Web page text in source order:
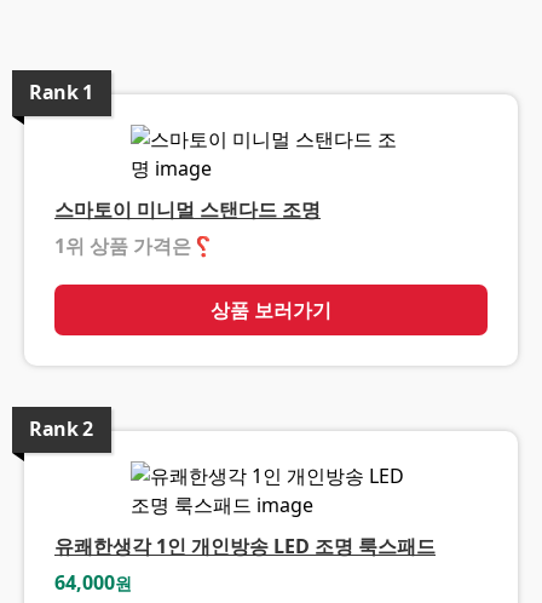
Rank1
스마토이 미니멀 스탠다드 조명
1위 상품 가격은 ❓
상품 보러가기
Rank2
유쾌한생각 1인 개인방송 LED 조명 룩스패드
64,000원